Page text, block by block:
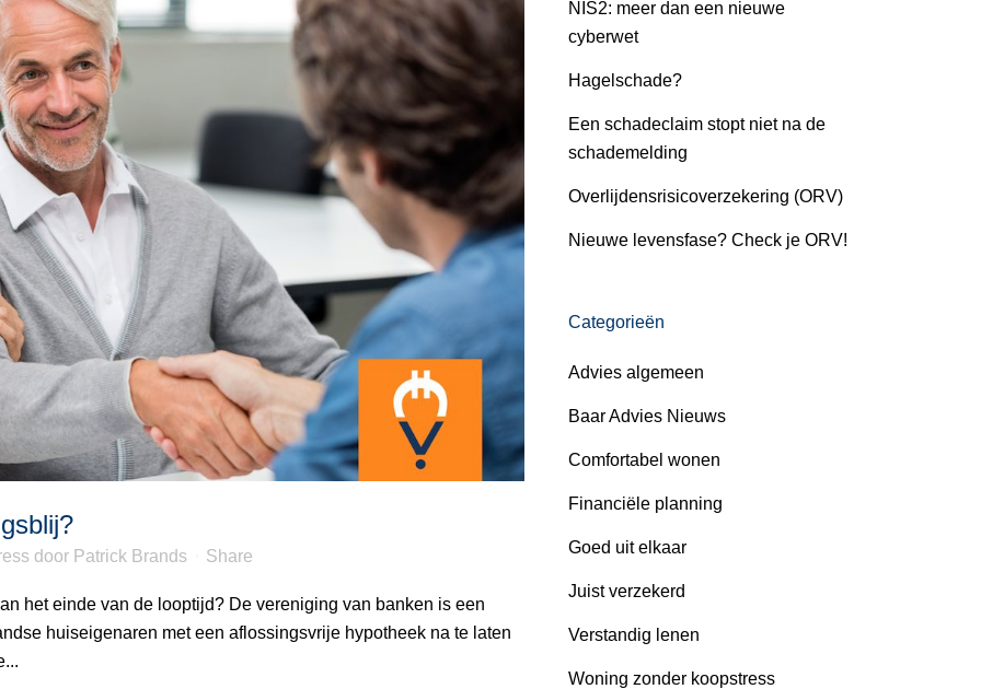
door Patrick Brands Share
het einde van de looptijd? De vereniging van banken is een
huiseigenaren met een aflossingsvrije hypotheek na te laten
NIS2: meer dan een nieuwe
cyberwet
Hagelschade?
Een schadeclaim stopt niet na de
schademelding
Overlijdensrisicoverzekering (ORV)
Nieuwe levensfase? Check je ORV!
Categorieën
Advies algemeen
Baar Advies Nieuws
Comfortabel wonen
Financiële planning
Goed uit elkaar
Juist verzekerd
Verstandig lenen
Woning zonder koopstress